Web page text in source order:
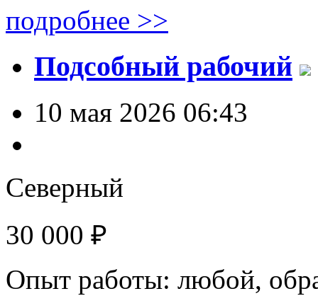
подробнее >>
Подсобный рабочий
10 мая 2026 06:43
Северный
30 000 ₽
Опыт работы: любой,